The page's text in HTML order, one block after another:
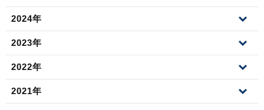
2024年
2023年
2022年
2021年